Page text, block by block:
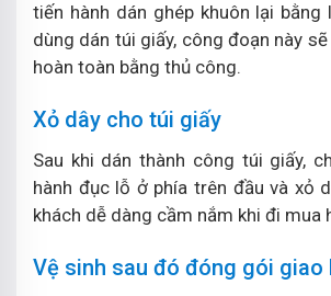
tiến hành dán ghép khuôn lại bằng
dùng dán túi giấy, công đoạn này
hoàn toàn bằng thủ công.
Xỏ dây cho túi giấy
Sau khi dán thành công túi giấy,
hành đục lỗ ở phía trên đầu và xỏ
khách dễ dàng cầm nắm khi đi mua
Vệ sinh sau đó đóng gói giao